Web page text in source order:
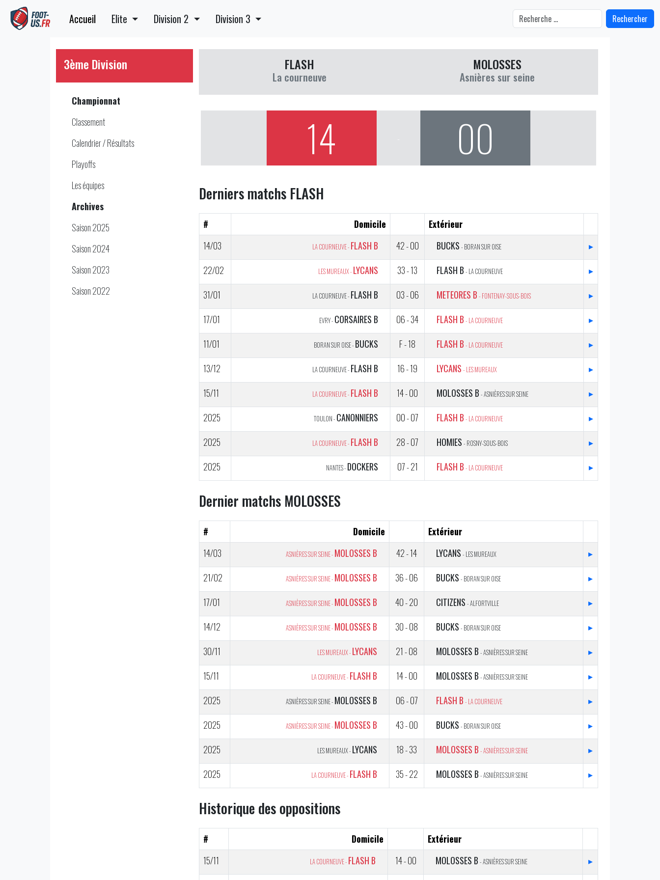
Accueil Elite Division 2 Division 3 Rechercher
3ème Division
Championnat
Classement
Calendrier / Résultats
Playoffs
Les équipes
Archives
Saison 2025
Saison 2024
Saison 2023
Saison 2022
FLASH
La courneuve
MOLOSSES
Asnières sur seine
14 00
Derniers matchs FLASH
# Domicile
Extérieur
14/03
LA COURNEUVE - FLASH B 42 - 00 BUCKS - BORAN SUR OISE
▸
22/02
LES MUREAUX - LYCANS 33 - 13 FLASH B - LA COURNEUVE
▸
31/01
LA COURNEUVE - FLASH B 03 - 06 METEORES B - FONTENAY-SOUS-BOIS
▸
17/01
EVRY - CORSAIRES B 06 - 34 FLASH B - LA COURNEUVE
▸
11/01
BORAN SUR OISE - BUCKS F - 18 FLASH B - LA COURNEUVE
▸
13/12
LA COURNEUVE - FLASH B 16 - 19 LYCANS - LES MUREAUX
▸
15/11
LA COURNEUVE - FLASH B 14 - 00 MOLOSSES B - ASNIÈRES SUR SEINE
▸
2025
TOULON - CANONNIERS 00 - 07 FLASH B - LA COURNEUVE
▸
2025
LA COURNEUVE - FLASH B 28 - 07 HOMIES - ROSNY-SOUS-BOIS
▸
2025
NANTES - DOCKERS 07 - 21 FLASH B - LA COURNEUVE ▸
Dernier matchs MOLOSSES
# Domicile
Extérieur
14/03
ASNIÈRES SUR SEINE - MOLOSSES B 42 - 14 LYCANS - LES MUREAUX
▸
21/02
ASNIÈRES SUR SEINE - MOLOSSES B 36 - 06 BUCKS - BORAN SUR OISE
▸
17/01
ASNIÈRES SUR SEINE - MOLOSSES B 40 - 20 CITIZENS - ALFORTVILLE
▸
14/12
ASNIÈRES SUR SEINE - MOLOSSES B 30 - 08 BUCKS - BORAN SUR OISE
▸
30/11
LES MUREAUX - LYCANS 21 - 08 MOLOSSES B - ASNIÈRES SUR SEINE
▸
15/11
LA COURNEUVE - FLASH B 14 - 00 MOLOSSES B - ASNIÈRES SUR SEINE
▸
2025
ASNIÈRES SUR SEINE - MOLOSSES B 06 - 07 FLASH B - LA COURNEUVE
▸
2025
ASNIÈRES SUR SEINE - MOLOSSES B 43 - 00 BUCKS - BORAN SUR OISE
▸
2025
LES MUREAUX - LYCANS 18 - 33 MOLOSSES B - ASNIÈRES SUR SEINE
▸
2025
LA COURNEUVE - FLASH B 35 - 22 MOLOSSES B - ASNIÈRES SUR SEINE ▸
Historique des oppositions
# Domicile
Extérieur
15/11
LA COURNEUVE - FLASH B 14 - 00 MOLOSSES B - ASNIÈRES SUR SEINE
▸